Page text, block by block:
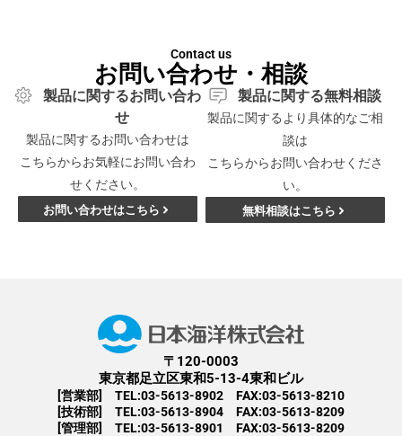
Contact us
お問い合わせ・相談
製品に関するお問い合わ
せ
製品に関するお問い合わせは
こちらからお気軽にお問い合わ
せください。
お問い合わせはこちら
製品に関する無料相談
製品に関するより具体的なご相
談は
こちらからお問い合わせくださ
い。
無料相談はこちら
〒120-0003
東京都足立区東和5-13-4東和ビル
[営業部] TEL:03-5613-8902 FAX:03-5613-8210
[技術部] TEL:03-5613-8904 FAX:03-5613-8209
[管理部] TEL:03-5613-8901 FAX:03-5613-8209